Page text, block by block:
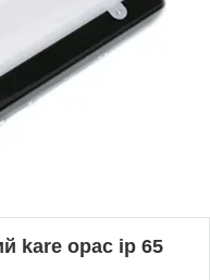
kare opac ip 65